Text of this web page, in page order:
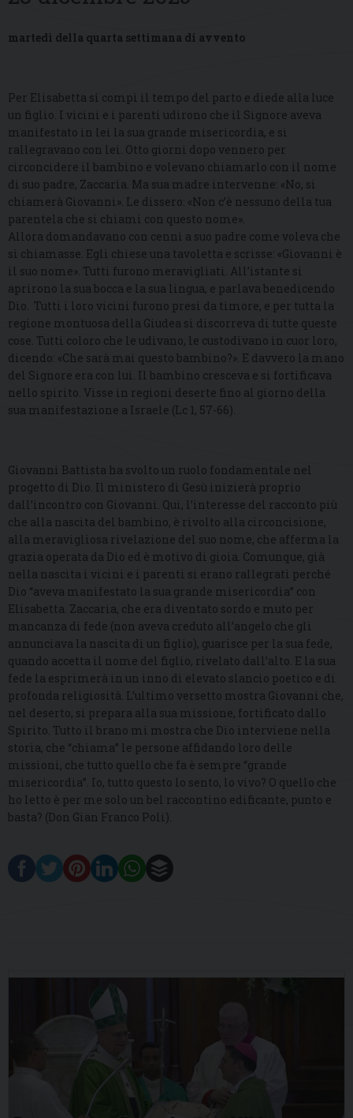
martedì della quarta settimana di avvento
Per Elisabetta si compì il tempo del parto e diede alla luce
un figlio. I vicini e i parenti udirono che il Signore aveva
manifestato in lei la sua grande misericordia, e si
rallegravano con lei. Otto giorni dopo vennero per
circoncidere il bambino e volevano chiamarlo con il nome
di suo padre, Zaccarìa. Ma sua madre intervenne: «No, si
chiamerà Giovanni». Le dissero: «Non c’è nessuno della tua
parentela che si chiami con questo nome».
Allora domandavano con cenni a suo padre come voleva che
si chiamasse. Egli chiese una tavoletta e scrisse: «Giovanni è
il suo nome». Tutti furono meravigliati. All’istante si
aprirono la sua bocca e la sua lingua, e parlava benedicendo
Dio. Tutti i loro vicini furono presi da timore, e per tutta la
regione montuosa della Giudea si discorreva di tutte queste
cose. Tutti coloro che le udivano, le custodivano in cuor loro,
dicendo: «Che sarà mai questo bambino?». E davvero la mano
del Signore era con lui. Il bambino cresceva e si fortificava
nello spirito. Visse in regioni deserte fino al giorno della
sua manifestazione a Israele (Lc 1, 57-66).
Giovanni Battista ha svolto un ruolo fondamentale nel
progetto di Dio. Il ministero di Gesù inizierà proprio
dall’incontro con Giovanni. Qui, l’interesse del racconto più
che alla nascita del bambino, è rivolto alla circoncisione,
alla meravigliosa rivelazione del suo nome, che afferma la
grazia operata da Dio ed è motivo di gioia. Comunque, già
nella nascita i vicini e i parenti si erano rallegrati perché
Dio “aveva manifestato la sua grande misericordia” con
Elisabetta. Zaccaria, che era diventato sordo e muto per
mancanza di fede (non aveva creduto all’angelo che gli
annunciava la nascita di un figlio), guarisce per la sua fede,
quando accetta il nome del figlio, rivelato dall’alto. E la sua
fede la esprimerà in un inno di elevato slancio poetico e di
profonda religiosità. L’ultimo versetto mostra Giovanni che,
nel deserto, si prepara alla sua missione, fortificato dallo
Spirito. Tutto il brano mi mostra che Dio interviene nella
storia, che “chiama” le persone affidando loro delle
missioni, che tutto quello che fa è sempre “grande
misericordia”. Io, tutto questo lo sento, lo vivo? O quello che
ho letto è per me solo un bel raccontino edificante, punto e
basta? (Don Gian Franco Poli).